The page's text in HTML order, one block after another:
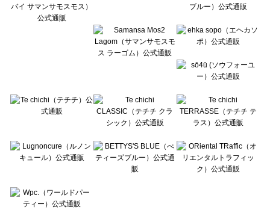
Wpc.（ワールドパーティー）の一覧